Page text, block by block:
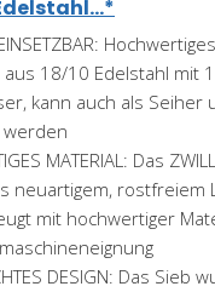
aus 18/10 Edelstahl mit
kann auch als Seiher
MATERIAL: Das
neuartigem, rostfreiem
mit hochwertiger
DESIGN: Das Sieb